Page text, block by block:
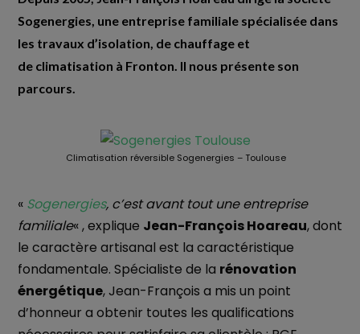
Sogenergies, une entreprise familiale spécialisée dans
les travaux d’isolation, de chauffage et
de climatisation à Fronton. Il nous présente son
parcours.
Climatisation réversible Sogenergies – Toulouse
« Sogenergies, c’est avant tout une entreprise
familiale« , explique Jean-François Hoareau, dont
le caractère artisanal est la caractéristique
fondamentale. Spécialiste de la rénovation
énergétique, Jean-François a mis un point
d’honneur a obtenir toutes les qualifications